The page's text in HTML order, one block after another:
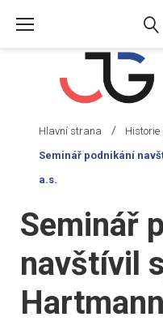
Hlavní strana /
Seminář podnikání
a.s.
Seminář
navštívil